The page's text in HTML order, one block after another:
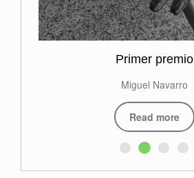
Primer premio
Miguel Navarro
Read more